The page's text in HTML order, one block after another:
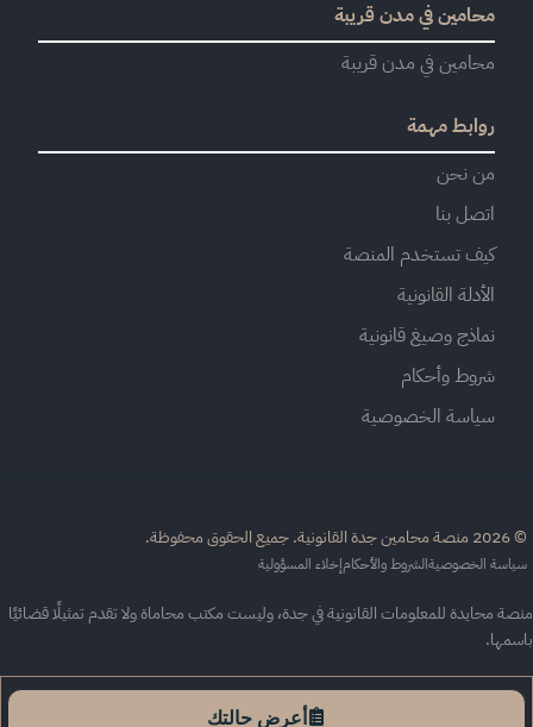
محامين في مدن قريبة
محامين في مدن قريبة
روابط مهمة
من نحن
اتصل بنا
كيف تستخدم المنصة
الأدلة القانونية
نماذج وصيغ قانونية
شروط وأحكام
سياسة الخصوصية
الحقوق محفوظة.
الخصوصيةالشروط والأحكامإخلاء المسؤولية
محايدة للمعلومات القانونية في جدة، وليست مكتب محاماة ولا تقدم تمثيلًا قضائيًا
أعرض حالتك